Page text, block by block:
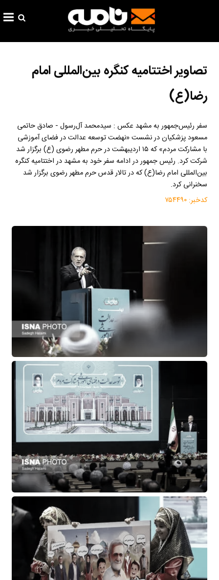
تصاویر اختتامیه کنگره بین‌المللی امام
رضا(ع)
سفر رئیس‌جمهور به مشهد عکس : سیدمحمد آل‌رسول - صادق حاتمی
مسعود پزشکیان در نشست «نهضت توسعه عدالت در فضای آموزشی
با مشارکت مردم» که ۱۵ اردیبهشت در حرم مطهر رضوی (ع) برگزار شد
شرکت کرد. رئیس جمهور در ادامه سفر خود به مشهد در اختتامیه کنگره
بین‌المللی امام رضا(ع) که در تالار قدس حرم مطهر رضوی برگزار شد
سخنرانی کرد.
کدخبر: ۷۵۴۴۹۰